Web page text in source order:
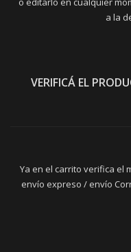
a la
VERIFICÁ EL
Ya en el carrito verifica el
envío expreso / envío